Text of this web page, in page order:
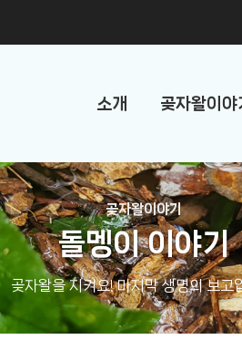
소개 곶자왈이야
곶자왈이야기
돌멩이 이야기
곶자왈을 지켜요! 마지막 생명의 보고